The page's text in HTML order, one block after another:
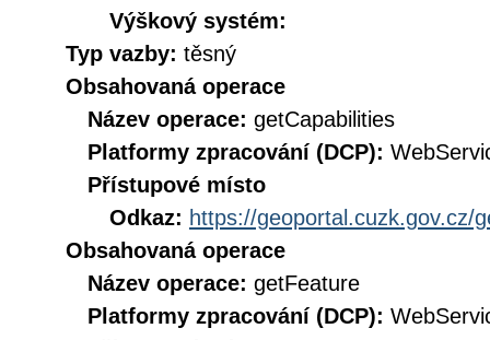
Výškový systém:
Typ vazby: těsný
Obsahovaná operace
Název operace: getCapabilities
Platformy zpracování (DCP):
Přístupové místo
Odkaz: https://geoportal.cuzk.gov.cz/
Obsahovaná operace
Název operace: getFeature
Platformy zpracování (DCP):